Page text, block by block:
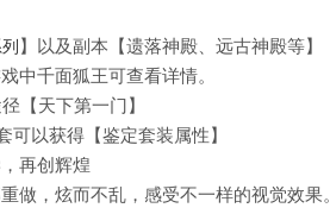
】以及副本【遗落神殿、远古神殿等】
中千面狐王可查看详情。
【天下第一门】
可以获得【鉴定套装属性】
再创辉煌
做，炫而不乱，感受不一样的视觉效果。